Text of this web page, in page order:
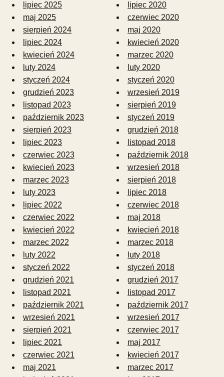
lipiec 2025
maj 2025
sierpień 2024
lipiec 2024
kwiecień 2024
luty 2024
styczeń 2024
grudzień 2023
listopad 2023
październik 2023
sierpień 2023
lipiec 2023
czerwiec 2023
kwiecień 2023
marzec 2023
luty 2023
lipiec 2022
czerwiec 2022
kwiecień 2022
marzec 2022
luty 2022
styczeń 2022
grudzień 2021
listopad 2021
październik 2021
wrzesień 2021
sierpień 2021
lipiec 2021
czerwiec 2021
maj 2021
lipiec 2020
czerwiec 2020
maj 2020
kwiecień 2020
marzec 2020
luty 2020
styczeń 2020
wrzesień 2019
sierpień 2019
styczeń 2019
grudzień 2018
listopad 2018
październik 2018
wrzesień 2018
sierpień 2018
lipiec 2018
czerwiec 2018
maj 2018
kwiecień 2018
marzec 2018
luty 2018
styczeń 2018
grudzień 2017
listopad 2017
październik 2017
wrzesień 2017
czerwiec 2017
maj 2017
kwiecień 2017
marzec 2017